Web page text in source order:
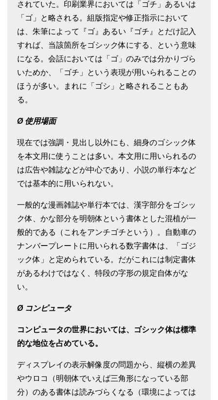
されていた。印刷業界においては「ゴチ」あるいは
「ゴ」と略される。組版指定や修正指示において
は、朱筆によって『ゴ』あるい『ゴチ』とだけ記入
すれば、当該箇所をゴシック体にする、という意味
になる。会話においては「ゴ」のみでは分かりづら
いためか、「ゴチ」という表現が用いられることの
ほうが多い。まれに「ゴシ」と略されることもあ
る。
Ø 使用場面
現在では強調・見出し以外にも、細身のゴシック体
を本文用に使うことは多い。本文用に用いられるの
は広告や雑誌などが中心であり、小説の単行本など
では基本的に用いられない。
一般的な漫画雑誌や単行本では、漢字部分をゴシッ
ク体、かな部分を明朝体という書体とした混植が一
般的である（これをアンチゴチという）。自動車の
ナンバープレートに用いられる数字書体は、「ゴジ
ック体」と定められている。だがこれには制定書体
があるわけではなく、特段の字形の規定自体がな
い。
Ø コンピュータ
コンピュータの世界においては、ゴシック体は標準
的な地位を占めている。
ディスプレイの表示解像度の問題から、縦横の差異
やウロコ（明朝体でいえば三角形になっている部
分）のある書体は読みづらくなる（環境によっては